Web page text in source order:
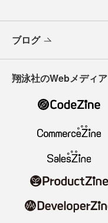
ブログ
翔泳社のWebメディア